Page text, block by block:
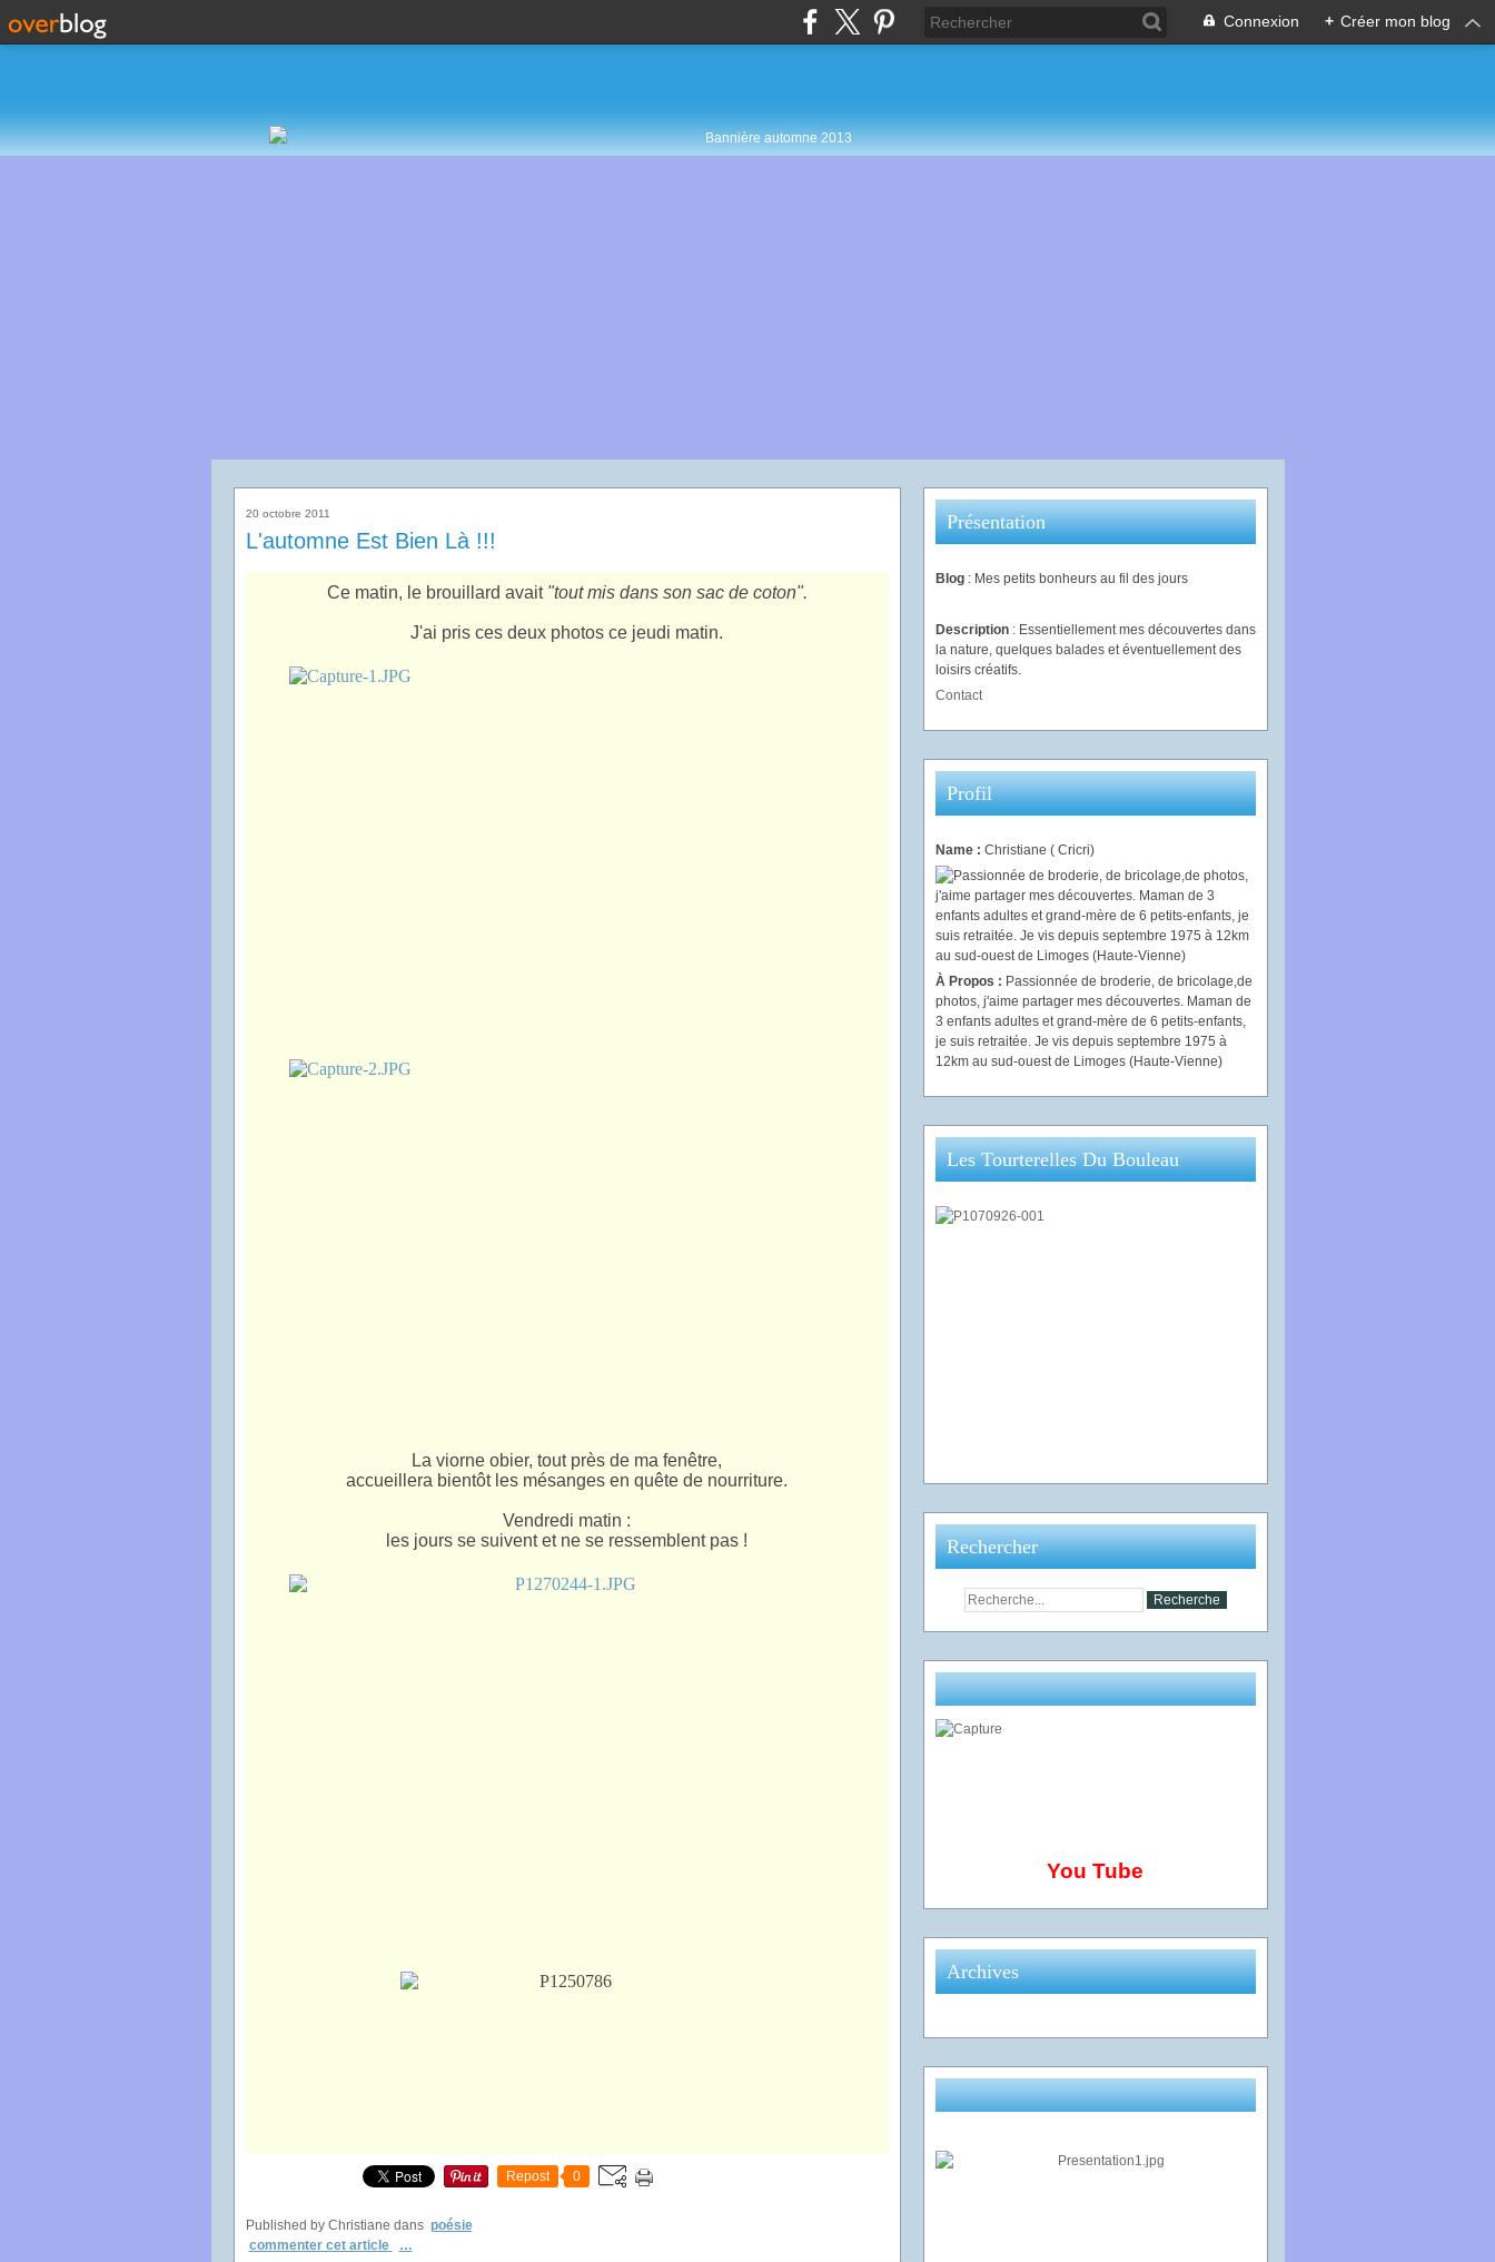
Connexion + Créer mon blog
20 octobre 2011
L'automne Est Bien Là !!!
Ce matin, le brouillard avait "tout mis dans son sac de coton".
J'ai pris ces deux photos ce jeudi matin.
La viorne obier, tout près de ma fenêtre,
accueillera bientôt les mésanges en quête de nourriture.
Vendredi matin :
les jours se suivent et ne se ressemblent pas !
Repost 0
Published by Christiane dans poésie
commenter cet article
…
Présentation
Blog : Mes petits bonheurs au fil des jours
Description : Essentiellement mes découvertes dans
la nature, quelques balades et éventuellement des
loisirs créatifs.
Contact
Profil
Name : Christiane ( Cricri)
À Propos : Passionnée de broderie, de bricolage,de
photos, j'aime partager mes découvertes. Maman de
3 enfants adultes et grand-mère de 6 petits-enfants,
je suis retraitée. Je vis depuis septembre 1975 à
12km au sud-ouest de Limoges (Haute-Vienne)
Les Tourterelles Du Bouleau
Rechercher
You Tube
Archives